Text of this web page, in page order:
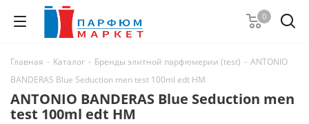
0
Главная - Каталог - Бренды элитной парфюмерии (test) - ANTONIO
BANDERAS Blue Seduction men test 100ml edt НМ
ANTONIO BANDERAS Blue Seduction men
test 100ml edt НМ